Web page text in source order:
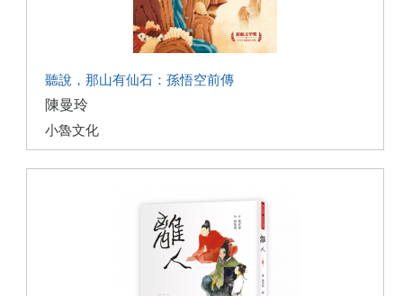
聽說，那山有仙石：孫悟空前傳
陳曼玲
小魯文化